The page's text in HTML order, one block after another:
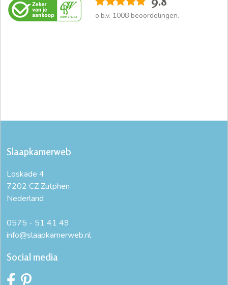
o.b.v. 1008 beoordelingen.
Slaapkamerweb
Loskade 4
7202 CZ Zutphen
Nederland
0575 - 51 41 49
info@slaapkamerweb.nl
Social media